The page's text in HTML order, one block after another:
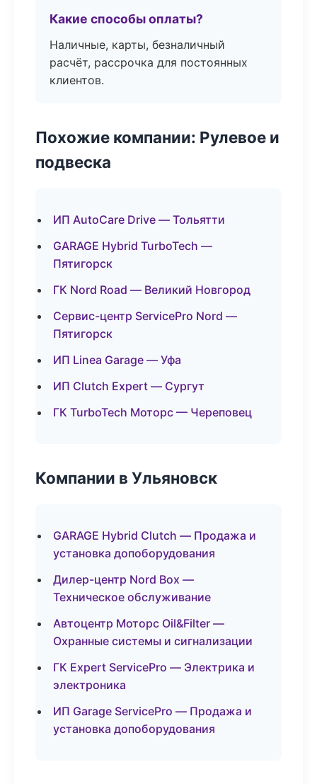
Какие способы оплаты?
Наличные, карты, безналичный
расчёт, рассрочка для постоянных
клиентов.
Похожие компании: Рулевое и
подвеска
ИП AutoCare Drive — Тольятти
GARAGE Hybrid TurboTech —
Пятигорск
ГК Nord Road — Великий Новгород
Сервис-центр ServicePro Nord —
Пятигорск
ИП Linea Garage — Уфа
ИП Clutch Expert — Сургут
ГК TurboTech Моторс — Череповец
Компании в Ульяновск
GARAGE Hybrid Clutch — Продажа и
установка допоборудования
Дилер-центр Nord Box —
Техническое обслуживание
Автоцентр Моторс Oil&Filter —
Охранные системы и сигнализации
ГК Expert ServicePro — Электрика и
электроника
ИП Garage ServicePro — Продажа и
установка допоборудования